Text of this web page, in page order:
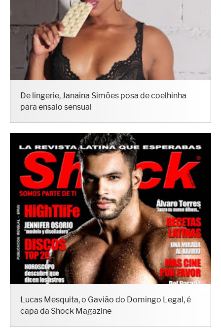
De lingerie, Janaina Simões posa de coelhinha
para ensaio sensual
Lucas Mesquita, o Gavião do Domingo Legal, é
capa da Shock Magazine